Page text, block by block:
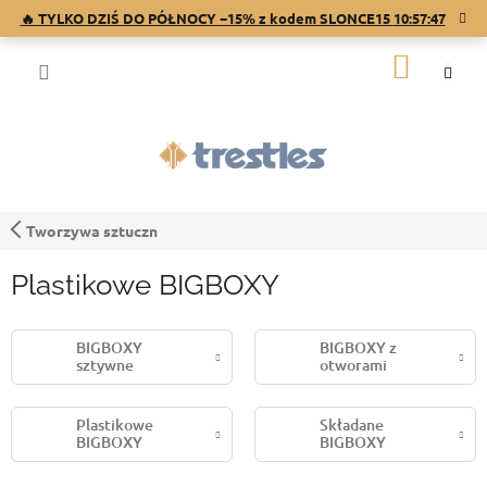
🔥 TYLKO DZIŚ DO PÓŁNOCY −15% z kodem SLONCE15 10:57:46
Tworzywa sztuczn
Plastikowe BIGBOXY
BIGBOXY
sztywne
BIGBOXY z
otworami
Plastikowe
BIGBOXY
Składane
BIGBOXY